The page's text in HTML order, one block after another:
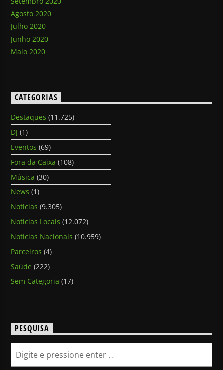
Agosto 2020
Julho 2020
Junho 2020
Maio 2020
CATEGORIAS
Destaques (11.725)
DJ (1)
Eventos (69)
Fora da Caixa (108)
Música (30)
News (1)
Noticias (9.305)
Notícias Locais (12.072)
Notícias Nacionais (10.959)
Parceiros (4)
Saúde (222)
Sem Categoria (17)
PESQUISA